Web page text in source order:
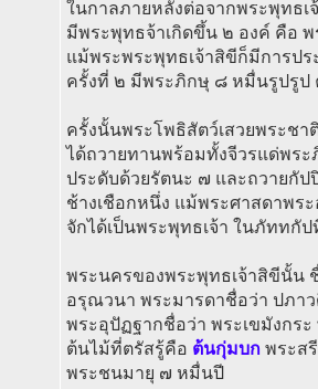
ในกาลภายหลังต่อจากพระพุทธ
มีพระพุทธจ้าเกิดขึ้น ๒ องค์ คือ พ
แม้พระพระพุทธเจ้าสิขีก็มีการป
ครั้งที่ ๒ มีพระภิกษุ ๘ หมื่นรูปรู
ครั้งนั้นพระโพธิสัตว์เสวยพระช
ได้ถวายทานพร้อมทั้งจีวรแด่พระ
ประดับด้วยรัตนะ ๗ และถวายกั
ช้างเชือกหนึ่ง แม้พระศาสดาพร
จักได้เป็นพระพุทธเจ้า ในภัททกั
พระนครของพระพุทธเจ้าสิขีนั้น
อรุณวนา พระมารดาชื่อว่า ปภา
พระอุปัฏฐากชื่อว่า พระเขมังกร
ต้นไม้ที่ตรัสรู้คือ ต้นกุ่มบก พระส
พระชนมายุ ๗ หมื่นปี